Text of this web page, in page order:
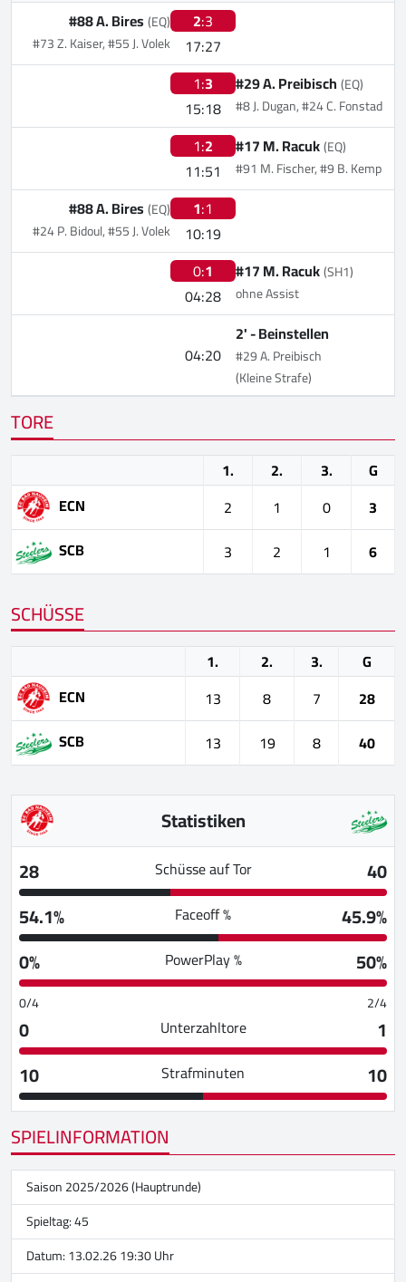
2:3
17:27
#88 A. Bires(EQ)
#73 Z. Kaiser, #55 J. Volek
1:3
15:18
#29 A. Preibisch(EQ)
#8 J. Dugan, #24 C. Fonstad
1:2
11:51
#17 M. Racuk(EQ)
#91 M. Fischer, #9 B. Kemp
1:1
10:19
#88 A. Bires(EQ)
#24 P. Bidoul, #55 J. Volek
0:1
04:28
#17 M. Racuk(SH1)
ohne Assist
04:20
2' -Beinstellen
#29 A. Preibisch
(Kleine Strafe)
TORE
1. 2. 3.
G
ECN
2 1 0
3
SCB
3 2 1 6
SCHÜSSE
1. 2. 3.
G
ECN
13 8 7
28
SCB
13 19 8 40
Statistiken
28
Schüsse auf Tor
40
54.1%
Faceoff %
45.9%
0%
PowerPlay % 50%
0/4 2/4
0 Unterzahltore
1
10
Strafminuten
10
SPIELINFORMATION
Saison 2025/2026 (Hauptrunde)
Spieltag: 45
Datum: 13.02.26 19:30 Uhr